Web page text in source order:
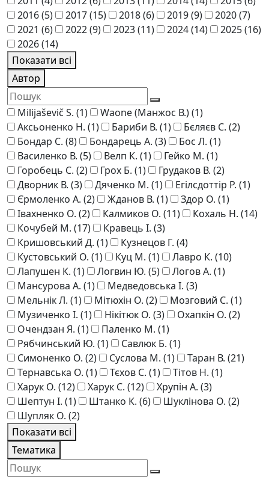
2016(5) 2017(15) 2018(6) 2019(9) 2020(7)
2021 (6) 2022(9) 2023(11) 2024(14) 2025(16)
2026(14)
Показати всі
Автор
Milijaševič S. (1) Waone (Манжос В.)(1)
Аксьоненко Н. (1) Бариби В. (1) Бєляєв С. (2)
Бондар С. (8) Бондарець А. (3) Бос Л. (1)
Василенко В. (5) Велп К. (1) Гейко М. (1)
Горобець С. (2) Грох Б. (1) Грудаков В. (2)
Дворник В. (3) Дяченко М. (1) Егілсдоттір Р. (1)
Єрмоленко А. (2) Жданов В. (1) Здор О. (1)
Івахненко О. (2) Калмиков О. (11) Кохаль Н. (14)
Кочубей М. (17) Кравець І. (3)
Кришовський Д. (1) Кузнецов Г. (4)
Кустовський О. (1) Куц М. (1) Лавро К. (10)
Лапушен К. (1) Логвин Ю. (5) Логов А. (1)
Мансурова А. (1) Медведовська І. (3)
Мельнік Л. (1) Мітюхін О. (2) Мозговий С. (1)
Музиченко І. (1) Нікітюк О. (3) Охапкін О. (2)
Очендзан Я. (1) Паленко М. (1)
Рябчинський Ю. (1) Савлюк Б. (1)
Симоненко О. (2) Суслова М. (1) Таран В. (21)
Тернавська О. (1) Тєхов С. (1) Тітов Н. (1)
Харук О. (12) Харук С. (12) Хрупін А. (3)
Шептун І. (1) Штанко К. (6) Шуклінова О. (2)
Шупляк О. (2)
Показати всі
Тематика